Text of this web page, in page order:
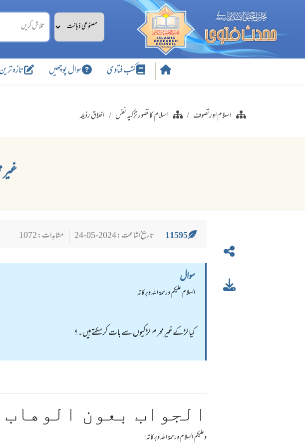
کتب فتاوی سوال پوچھیں تازہ
اسلام اورتصوف اسلام کا تصور تزکیہ نفس اخلاق رذیلہ
11595 تاریخ اشاعت : 2024-05-24 مشاہدات : 1072
سوال
السلام عليكم ورحمة الله وبركاته
کیالڑکےغیرمحرم لڑکیوں سےبات کرسکتےہیں۔؟
الجواب بعون
وعلیکم السلام ورحمة اللہ وبرکاته!